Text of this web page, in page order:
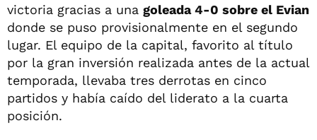
victoria gracias a una goleada 4-0 sobre el Evian
donde se puso provisionalmente en el segundo
lugar. El equipo de la capital, favorito al título
por la gran inversión realizada antes de la actual
temporada, llevaba tres derrotas en cinco
partidos y había caído del liderato a la cuarta
posición.